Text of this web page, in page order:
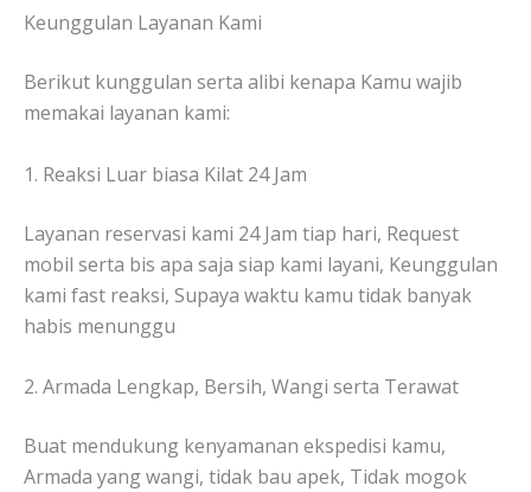
Keunggulan Layanan Kami
Berikut kunggulan serta alibi kenapa Kamu wajib
memakai layanan kami:
1. Reaksi Luar biasa Kilat 24 Jam
Layanan reservasi kami 24 Jam tiap hari, Request
mobil serta bis apa saja siap kami layani, Keunggulan
kami fast reaksi, Supaya waktu kamu tidak banyak
habis menunggu
2. Armada Lengkap, Bersih, Wangi serta Terawat
Buat mendukung kenyamanan ekspedisi kamu,
Armada yang wangi, tidak bau apek, Tidak mogok